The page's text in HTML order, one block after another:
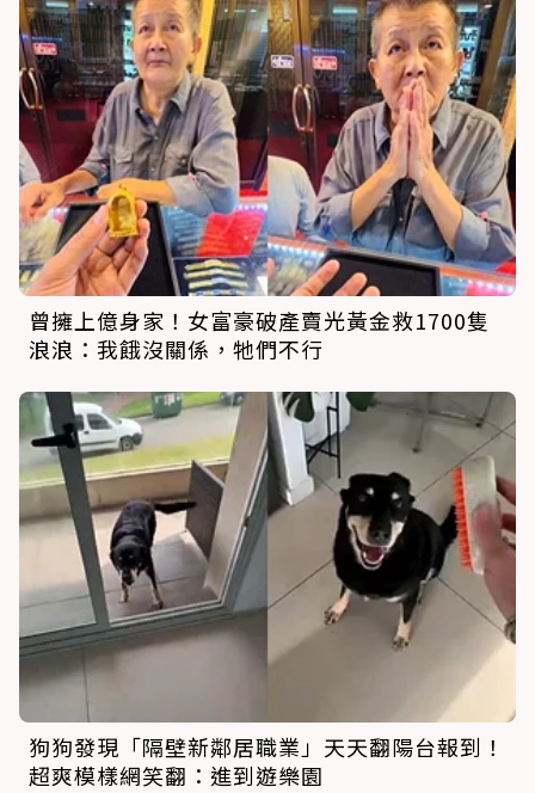
曾擁上億身家！女富豪破產賣光黃金救1700隻
浪浪：我餓沒關係，牠們不行
狗狗發現「隔壁新鄰居職業」天天翻陽台報到！
超爽模樣網笑翻：進到遊樂園